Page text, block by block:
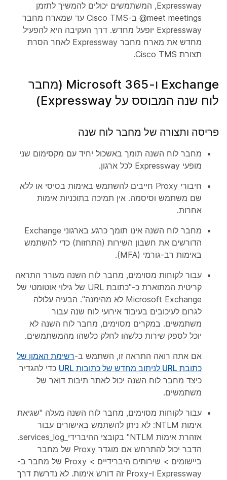
Expressway, המשתמשים יכולים להמשיך לתזמן
‎@meet meetings ב-Cisco TMS עד שמארח מחבר
Expressway יופעל מחדש. דרך העקיבה היא להפעיל
מחדש את מארח מחבר Expressway לאחר הסרת
תצורת Cisco TMS.
Exchange ו-Microsoft 365 (מחבר
לוח שנה המבוסס על Expressway)
פריסה ותצורה של מחבר לוח שנה
מחבר לוח השנה תומך באשכול יחיד עם מקסימום שני
מופעי Expressway לכל ארגון.
חיבורי Proxy חייבים להשתמש באימות בסיסי או ללא
שם משתמש וסיסמה. אין תמיכה בתוכניות אימות
אחרות.
מחבר לוח השנה אינו תומך כרגע בארגוני Exchange
הדורשים את חשבון השירות (התחזות) כדי להשתמש
באימות רב-גורמי (MFA).
עבור לקוחות מסוימים, מחבר לוח השנה מעורר התראה
קריטית המתוארת כ-"כתובת URL של גילוי אוטומטי של
Microsoft Exchange לא מהימנה". הבעיה עלולה
לגרום לעיכובים בעיבוד אירועי לוח שנה עבור
משתמשים. במקרים מסוימים, מחבר לוח השנה לא
יוכל לספק שירות כלשהו לחלק כלשהו מהמשתמשים.
אם אתה רואה התראה זו, השתמש ב-רשימת האמון של
כתובת URL לניתוב מחדש של כתובות URL
כדי להגדיר
כיצד מחבר לוח השנה יכול לאתר תיבות דואר של
משתמשים.
עבור לקוחות מסוימים, מחבר לוח השנה מעלה "שגיאת
אימות NTLM: לא ניתן להשתמש באישורים עבור
אזהרת אימות NTLM" בקובצי ההיברידי_services_log.
הדבר יכול להתרחש אם מוגדר Proxy של מחבר
ביישומים > שירותים היברידיים > Proxy של מחבר ב-
Expressway ו-Proxy זה דורש אימות. לא נדרשת דרך